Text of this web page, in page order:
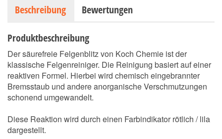
Beschreibung Bewertungen
Produktbeschreibung
Der säurefreie Felgenblitz von Koch Chemie ist der
klassische Felgenreiniger. Die Reinigung basiert auf einer
reaktiven Formel. Hierbei wird chemisch eingebrannter
Bremsstaub und andere anorganische Verschmutzungen
schonend umgewandelt.
Diese Reaktion wird durch einen Farbindikator rötlich / lila
dargestellt.